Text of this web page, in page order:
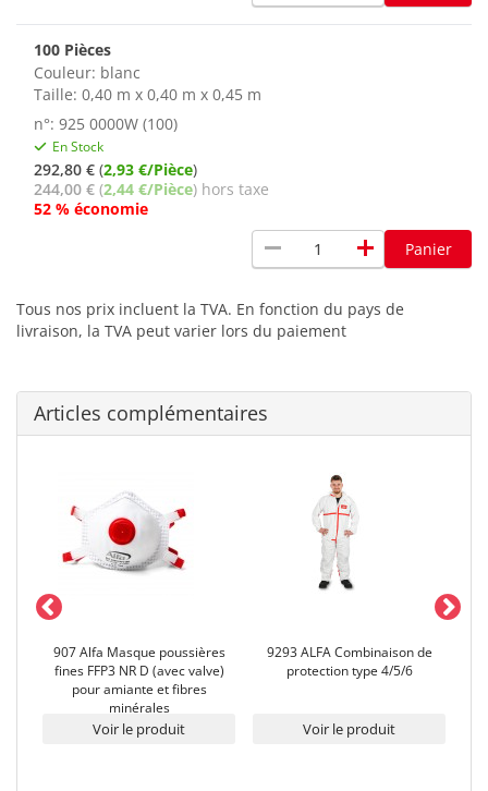
100 Pièces
Couleur: blanc
Taille: 0,40 m x 0,40 m x 0,45 m
n°: 925 0000W (100)
En Stock
292,80 € (2,93 €/Pièce)
244,00 € (2,44 €/Pièce) hors taxe
52 % économie
remove add Panier
Tous nos prix incluent la TVA. En fonction du pays de
livraison, la TVA peut varier lors du paiement
Articles complémentaires
907 Alfa Masque poussières
fines FFP3 NR D (avec valve)
pour amiante et fibres
minérales
Voir le produit
9293 ALFA Combinaison de
protection type 4/5/6
Voir le produit